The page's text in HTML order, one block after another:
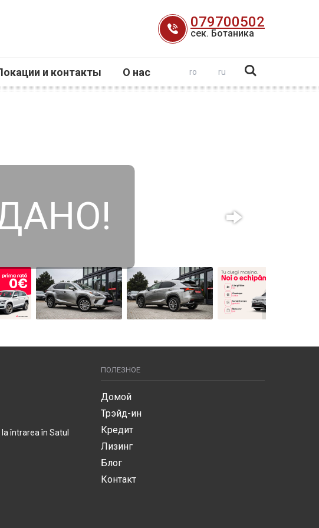
079700502
сек. Ботаника
и контакты О нас ro ru
întrarea în Satul
ПОЛЕЗНОЕ
Домой
Трэйд-ин
Кредит
Лизинг
Блог
Контакт